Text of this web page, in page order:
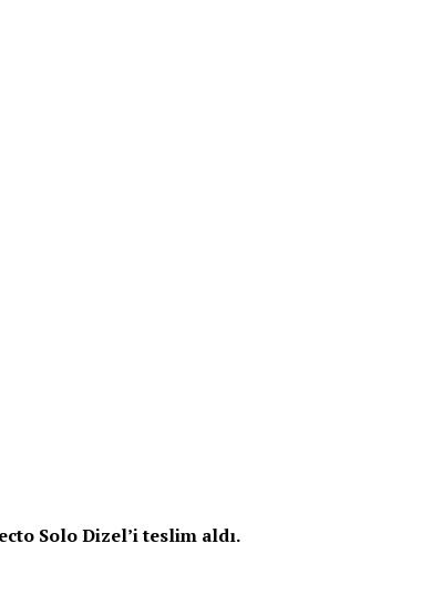
Solo Dizel’i teslim aldı.